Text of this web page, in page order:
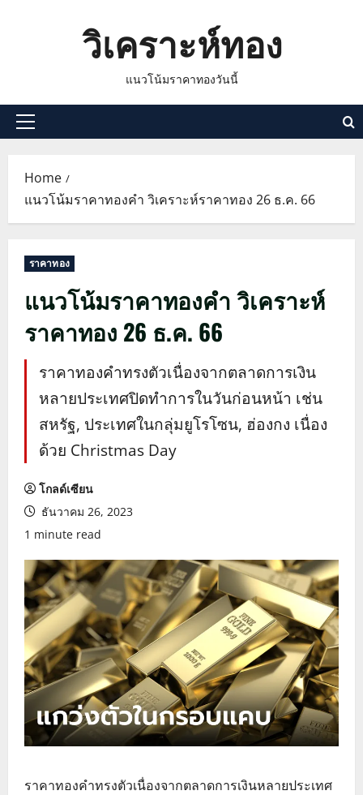
วิเคราะห์ทอง
แนวโน้มราคาทองวันนี้
Primary
Home
แนวโน้มราคาทองคำ วิเคราะห์ราคาทอง 26 ธ.ค. 66
ราคาทอง
แนวโน้มราคาทองคำ วิเคราะห์
ราคาทอง 26 ธ.ค. 66
ราคาทองคำทรงตัวเนื่องจากตลาดการเงิน
หลายประเทศปิดทำการในวันก่อนหน้า เช่น
สหรัฐ, ประเทศในกลุ่มยูโรโซน, ฮ่องกง เนื่อง
ด้วย Christmas Day
โกลด์เซียน
ธันวาคม 26, 2023
1 minute read
ราคาทองคำทรงตัวเนื่องจากตลาดการเงินหลายประเทศ